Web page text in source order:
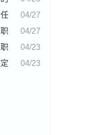
04/27
04/27
04/23
04/23